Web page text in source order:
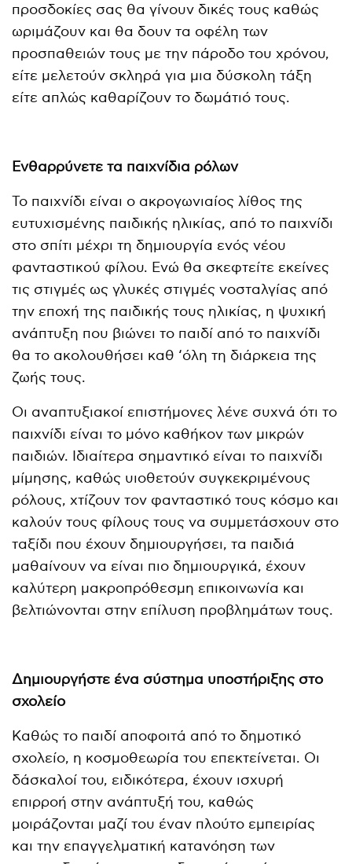
προσδοκίες σας θα γίνουν δικές τους καθώς
ωριμάζουν και θα δουν τα οφέλη των
προσπαθειών τους με την πάροδο του χρόνου,
είτε μελετούν σκληρά για μια δύσκολη τάξη
είτε απλώς καθαρίζουν το δωμάτιό τους.
Ενθαρρύνετε τα παιχνίδια ρόλων
Το παιχνίδι είναι ο ακρογωνιαίος λίθος της
ευτυχισμένης παιδικής ηλικίας, από το παιχνίδι
στο σπίτι μέχρι τη δημιουργία ενός νέου
φανταστικού φίλου. Ενώ θα σκεφτείτε εκείνες
τις στιγμές ως γλυκές στιγμές νοσταλγίας από
την εποχή της παιδικής τους ηλικίας, η ψυχική
ανάπτυξη που βιώνει το παιδί από το παιχνίδι
θα το ακολουθήσει καθ ‘όλη τη διάρκεια της
ζωής τους.
Οι αναπτυξιακοί επιστήμονες λένε συχνά ότι το
παιχνίδι είναι το μόνο καθήκον των μικρών
παιδιών. Ιδιαίτερα σημαντικό είναι το παιχνίδι
μίμησης, καθώς υιοθετούν συγκεκριμένους
ρόλους, χτίζουν τον φανταστικό τους κόσμο και
καλούν τους φίλους τους να συμμετάσχουν στο
ταξίδι που έχουν δημιουργήσει, τα παιδιά
μαθαίνουν να είναι πιο δημιουργικά, έχουν
καλύτερη μακροπρόθεσμη επικοινωνία και
βελτιώνονται στην επίλυση προβλημάτων τους.
Δημιουργήστε ένα σύστημα υποστήριξης στο
σχολείο
Καθώς το παιδί αποφοιτά από το δημοτικό
σχολείο, η κοσμοθεωρία του επεκτείνεται. Οι
δάσκαλοί του, ειδικότερα, έχουν ισχυρή
επιρροή στην ανάπτυξή του, καθώς
μοιράζονται μαζί του έναν πλούτο εμπειρίας
και την επαγγελματική κατανόηση των